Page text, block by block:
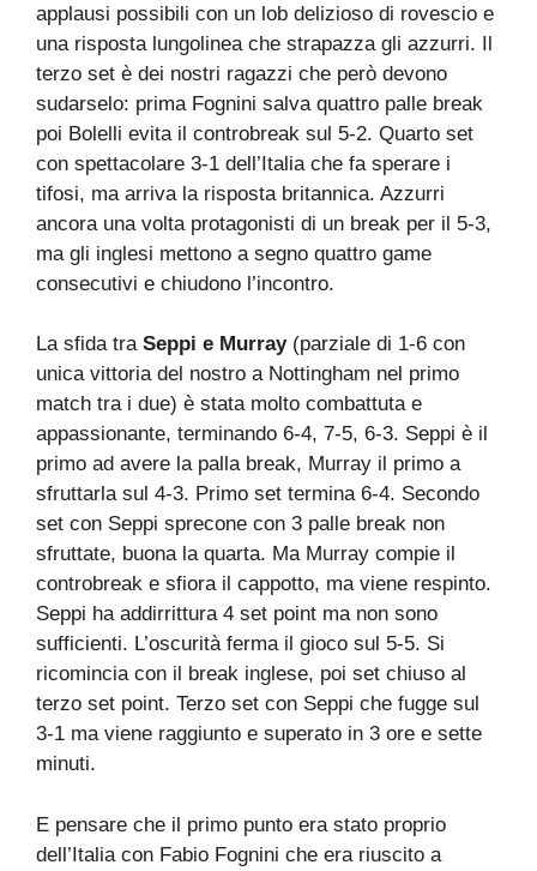
applausi possibili con un lob delizioso di rovescio e
una risposta lungolinea che strapazza gli azzurri. Il
terzo set è dei nostri ragazzi che però devono
sudarselo: prima Fognini salva quattro palle break
poi Bolelli evita il controbreak sul 5-2. Quarto set
con spettacolare 3-1 dell’Italia che fa sperare i
tifosi, ma arriva la risposta britannica. Azzurri
ancora una volta protagonisti di un break per il 5-3,
ma gli inglesi mettono a segno quattro game
consecutivi e chiudono l’incontro.
La sfida tra Seppi e Murray(parziale di 1-6 con
unica vittoria del nostro a Nottingham nel primo
match tra i due) è stata molto combattuta e
appassionante, terminando 6-4, 7-5, 6-3. Seppi è il
primo ad avere la palla break, Murray il primo a
sfruttarla sul 4-3. Primo set termina 6-4. Secondo
set con Seppi sprecone con 3 palle break non
sfruttate, buona la quarta. Ma Murray compie il
controbreak e sfiora il cappotto, ma viene respinto.
Seppi ha addirrittura 4 set point ma non sono
sufficienti. L’oscurità ferma il gioco sul 5-5. Si
ricomincia con il break inglese, poi set chiuso al
terzo set point. Terzo set con Seppi che fugge sul
3-1 ma viene raggiunto e superato in 3 ore e sette
minuti.
E pensare che il primo punto era stato proprio
dell’Italia con Fabio Fognini che era riuscito a